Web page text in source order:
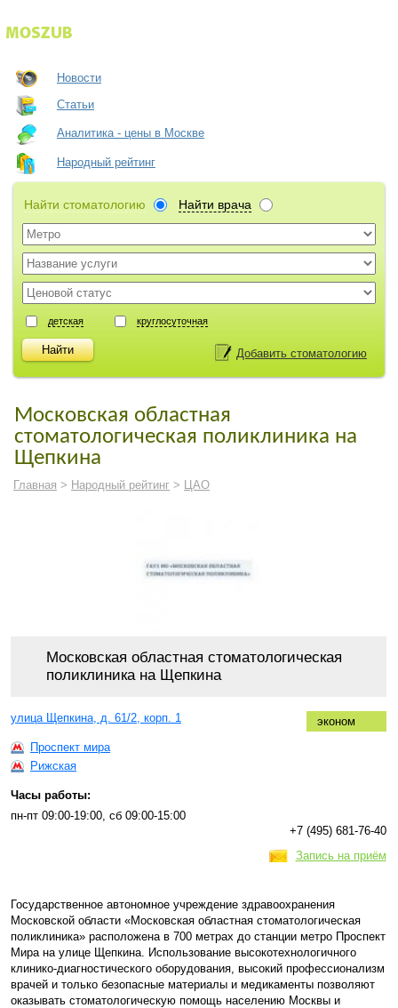
Новости
Статьи
Аналитика - цены в Москве
Народный рейтинг
Найти стоматологию Найти врача
детская круглосуточная
Добавить стоматологию
Московская областная
стоматологическая поликлиника на
Щепкина
Главная > Народный рейтинг > ЦАО
Московская областная стоматологическая
поликлиника на Щепкина
эконом
улица Щепкина, д. 61/2, корп. 1
Проспект мира
Рижская
Часы работы:
пн-пт 09:00-19:00, сб 09:00-15:00
+7 (495) 681-76-40
Запись на приём
Государственное автономное учреждение здравоохранения
Московской области «Московская областная стоматологическая
поликлиника» расположена в 700 метрах до станции метро Проспект
Мира на улице Щепкина. Использование высокотехнологичного
клинико-диагностического оборудования, высокий профессионализм
врачей и только безопасные материалы и медикаменты позволяют
оказывать стоматологическую помощь населению Москвы и